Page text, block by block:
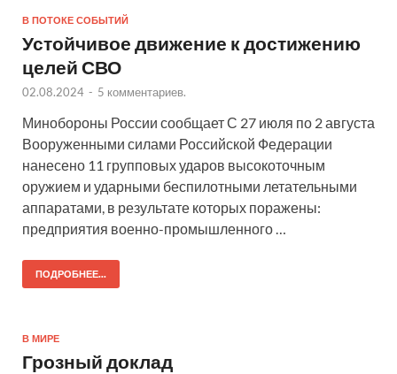
В ПОТОКЕ СОБЫТИЙ
Устойчивое движение к достижению
целей СВО
02.08.2024 - 5 комментариев.
Минобороны России сообщает С 27 июля по 2 августа
Вооруженными силами Российской Федерации
нанесено 11 групповых ударов высокоточным
оружием и ударными беспилотными летательными
аппаратами, в результате которых поражены:
предприятия военно-промышленного …
ПОДРОБНЕЕ...
В МИРЕ
Грозный доклад